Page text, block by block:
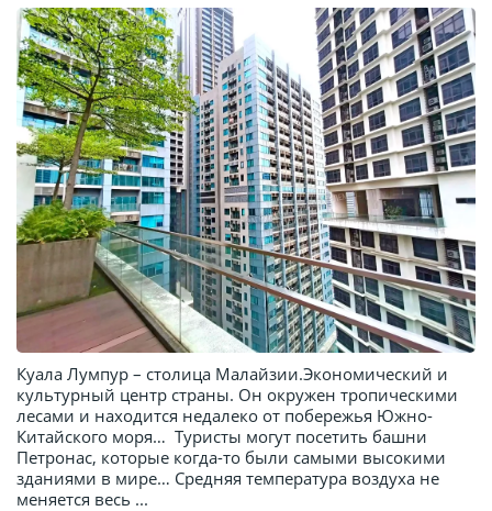
Куала Лумпур – столица Малайзии.Экономический и
культурный центр страны. Он окружен тропическими
лесами и находится недалеко от побережья Южно-
Китайского моря… Туристы могут посетить башни
Петронас, которые когда-то были самыми высокими
зданиями в мире… Средняя температура воздуха не
меняется весь ...